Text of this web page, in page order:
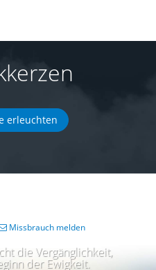
erleuchten
die Vergänglichkeit,
der Ewigkeit.
Missbrauch melden